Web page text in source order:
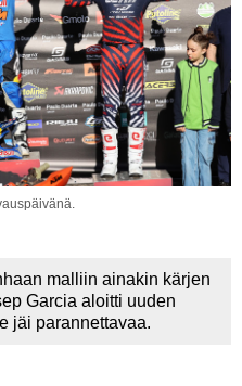
LAJIT
ALALTA
JA
malliin ainakin kärjen
Garcia aloitti uuden
jäi parannettavaa.